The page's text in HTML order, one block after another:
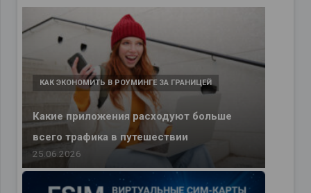
Какие приложения расходуют больше
всего трафика в путешествии
КАК ЭКОНОМИТЬ В РОУМИНГЕ ЗА ГРАНИЦЕЙ
25.06.2026